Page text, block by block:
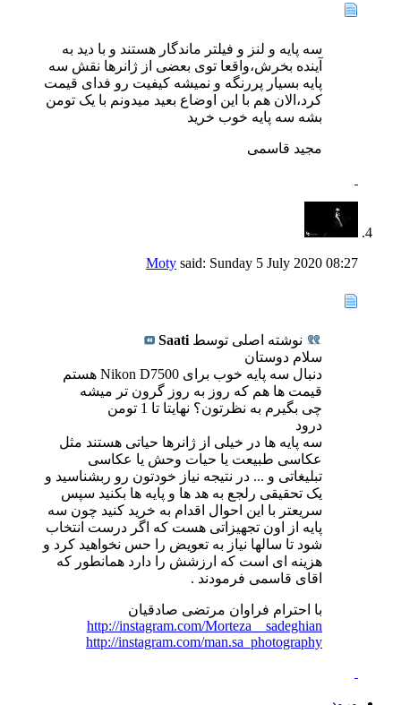
سه پایه و لنز و فیلتر ماندگار هستند و با دید به
آینده بخرش،واقعا توی بعضی از ژانرها نقش سه
پایه بسیار پررنگه و نمیشه کیفیت رو فدای قیمت
کرد،الان هم با این اوضاع بعید میدونم با یک تومن
بشه سه پایه خوب خرید
مجید قاسمی
Moty said: Sunday 5 July 2020 08:27
نوشته اصلی توسط Saati
سلام دوستان
دنبال سه پایه خوب برای Nikon D7500 هستم
قیمت ها هم که روز به روز گرون تر میشه
چی بگیرم به نظرتون؟ نهایتا تا 1 تومن
درود
سه پایه ها در خیلی از ژانرها حیاتی هستند مثل
عکاسی طبیعت یا حیات وحش یا عکاسی
تبلیغاتی و ... در نتیجه نیاز خودتون رو ربشناسید و
یک تحقیقی رلجع به هد ها و پایه ها بکنید سپس
سریعتر با این احوال اقدام به خرید کنید چون سه
پایه از اون تجهیزاتی هست که اگر درست انتخاب
شود تا سالها نیاز به تعویض را حس نخواهید کرد و
هزینه ای است که ارزشش را دارد همانطور که
اقای قاسمی فرمودند .
با احترام فراوان مرتضی صادقیان
http://instagram.com/Morteza__sadeghian
http://instagram.com/man.sa_photography